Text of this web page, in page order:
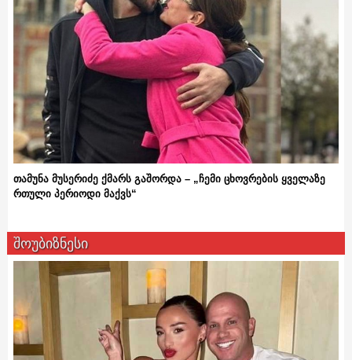
თამუნა მუსერიძე ქმარს გაშორდა – „ჩემი ცხოვრების ყველაზე
რთული პერიოდი მაქვს“
შოუბიზნესი